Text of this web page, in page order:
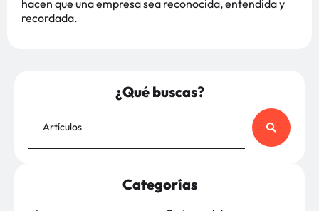
hacen que una empresa sea reconocida, entendida y
recordada.
¿Qué buscas?
Categorías